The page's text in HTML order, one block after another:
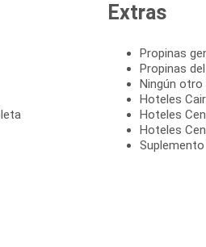
Extras
Propinas
Propinas
Ningún
Hoteles
Hoteles
Hoteles